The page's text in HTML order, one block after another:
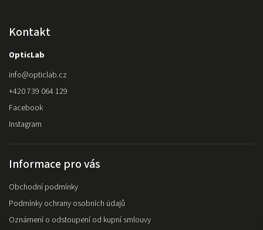
Kontakt
OpticLab
info@opticlab.cz
+420 739 064 129
Facebook
Instagram
Informace pro vás
Obchodní podmínky
Podmínky ochrany osobních údajů
Oznámení o odstoupení od kupní smlouvy